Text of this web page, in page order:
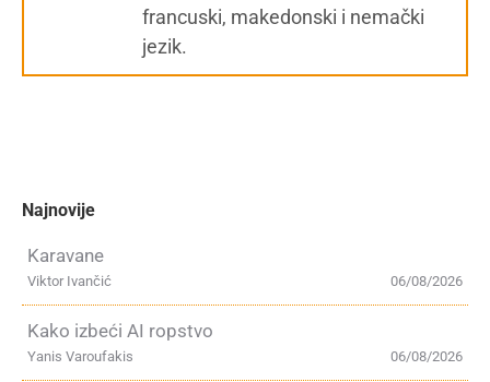
francuski, makedonski i nemački
jezik.
Najnovije
Karavane
06/08/2026
Viktor Ivančić
Kako izbeći AI ropstvo
06/08/2026
Yanis Varoufakis